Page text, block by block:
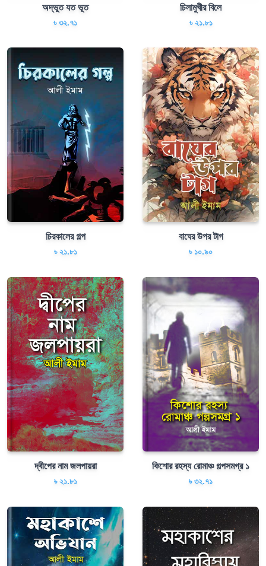
অদ্ভুত যত ভূত
৳ ৩২.৭১
চিলামুখীর বিলে
৳ ২১.৮১
চিরকালের গল্প
৳ ২১.৮১
বাঘের উপর টাগ
৳ ১০.৯০
দ্বীপের নাম জলপায়রা
৳ ২১.৮১
কিশোর রহস্য রোমাঞ্চ গল্পসমগ্র ১
৳ ৩২.৭১